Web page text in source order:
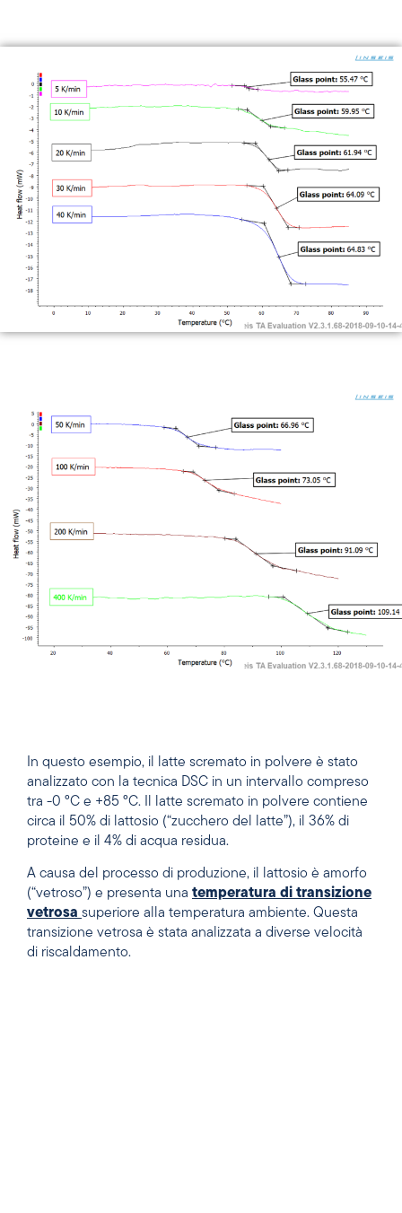
In questo esempio, il latte scremato in polvere è stato
analizzato con la tecnica DSC in un intervallo compreso
tra -0 °C e +85 °C. Il latte scremato in polvere contiene
circa il 50% di lattosio (“zucchero del latte”), il 36% di
proteine e il 4% di acqua residua.
A causa del processo di produzione, il lattosio è amorfo
(“vetroso”) e presenta una temperatura di transizione
vetrosa superiore alla temperatura ambiente. Questa
transizione vetrosa è stata analizzata a diverse velocità
di riscaldamento.